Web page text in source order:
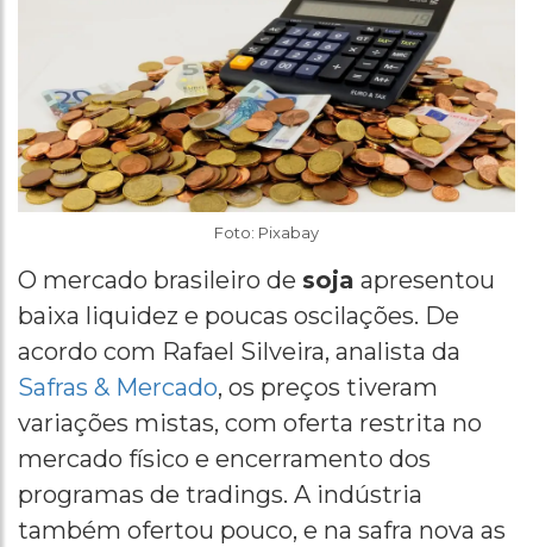
Foto: Pixabay
O mercado brasileiro de soja apresentou
baixa liquidez e poucas oscilações. De
acordo com Rafael Silveira, analista da
Safras & Mercado, os preços tiveram
variações mistas, com oferta restrita no
mercado físico e encerramento dos
programas de tradings. A indústria
também ofertou pouco, e na safra nova as